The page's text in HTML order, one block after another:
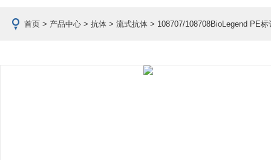
首页 > 产品中心 > 抗体 > 流式抗体 > 108707/108708BioLegend PE